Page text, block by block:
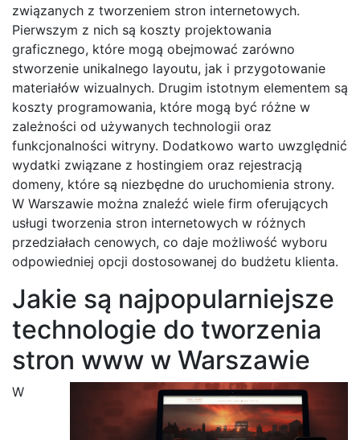
związanych z tworzeniem stron internetowych.
Pierwszym z nich są koszty projektowania
graficznego, które mogą obejmować zarówno
stworzenie unikalnego layoutu, jak i przygotowanie
materiałów wizualnych. Drugim istotnym elementem są
koszty programowania, które mogą być różne w
zależności od używanych technologii oraz
funkcjonalności witryny. Dodatkowo warto uwzględnić
wydatki związane z hostingiem oraz rejestracją
domeny, które są niezbędne do uruchomienia strony.
W Warszawie można znaleźć wiele firm oferujących
usługi tworzenia stron internetowych w różnych
przedziałach cenowych, co daje możliwość wyboru
odpowiedniej opcji dostosowanej do budżetu klienta.
Jakie są najpopularniejsze
technologie do tworzenia
stron www w Warszawie
W